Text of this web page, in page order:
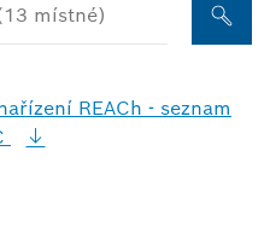
REACh - seznam